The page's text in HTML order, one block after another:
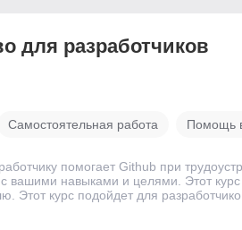
для разработчиков
Самостоятельная работа Помощь
помогает Github при
вашими навыками и целями. Этот
Этот курс подойдет для